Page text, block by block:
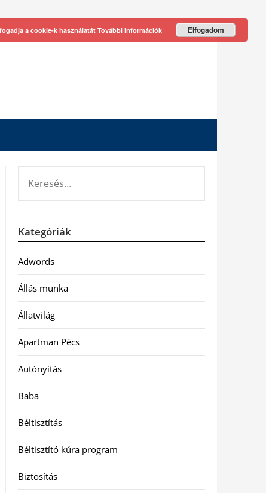
Kategóriák
Adwords
Állás munka
Állatvilág
Apartman Pécs
Autónyitás
Baba
Béltisztítás
Béltisztító kúra program
Biztosítás
a cookie-k használatát További információk Elfogadom